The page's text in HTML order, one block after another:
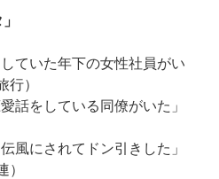
ていた年下の女性社員がい
行）
話をしている同僚がいた」
風にされてドン引きした」
）